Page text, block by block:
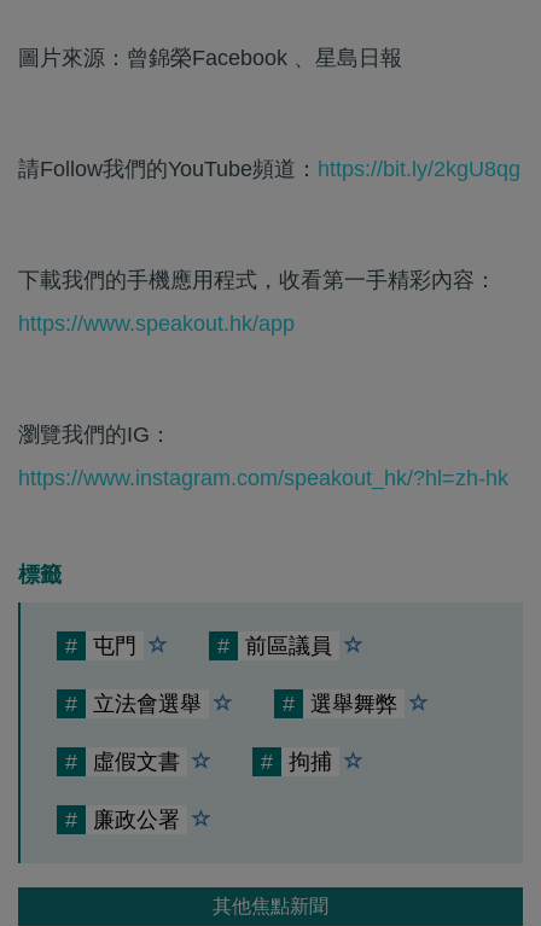
圖片來源：曾錦榮Facebook 、星島日報
請Follow我們的YouTube頻道： https://bit.ly/2kgU8qg
下載我們的手機應用程式，收看第一手精彩內容：
https://www.speakout.hk/app
瀏覽我們的IG：
https://www.instagram.com/speakout_hk/?hl=zh-hk
標籤
# 屯門 # 前區議員
# 立法會選舉 # 選舉舞弊
# 虛假文書 # 拘捕
# 廉政公署
其他焦點新聞